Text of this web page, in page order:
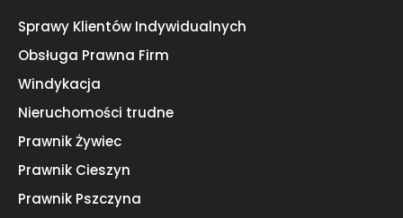
Sprawy Klientów Indywidualnych
Obsługa Prawna Firm
Windykacja
Nieruchomości trudne
Prawnik Żywiec
Prawnik Cieszyn
Prawnik Pszczyna